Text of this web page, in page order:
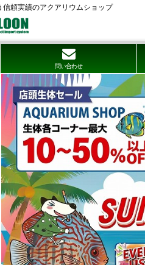
頼実績のアクアリウムショップ
問い合わせ